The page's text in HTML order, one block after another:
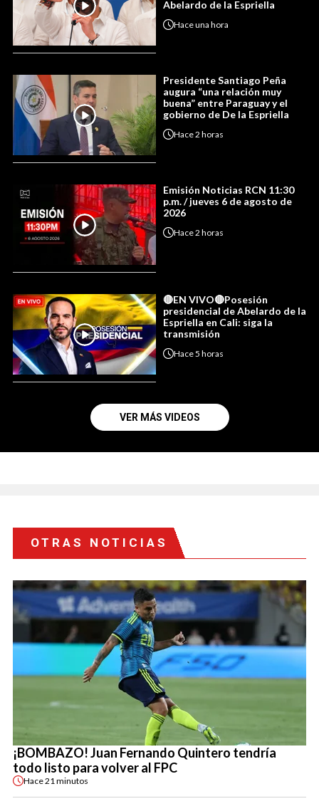
Abelardo de la Espriella
Haceuna hora
Presidente Santiago Peña
augura “una relación muy
buena” entre Paraguay y el
gobierno de De la Espriella
Hace2 horas
Emisión Noticias RCN 11:30
p.m. / jueves 6 de agosto de
2026
Hace2 horas
🔴EN VIVO🔴Posesión
presidencial de Abelardo de la
Espriella en Cali: siga la
transmisión
Hace5 horas
VER MÁS VIDEOS
OTRAS NOTICIAS
¡BOMBAZO! Juan Fernando Quintero tendría
todo listo para volver al FPC
Hace21 minutos